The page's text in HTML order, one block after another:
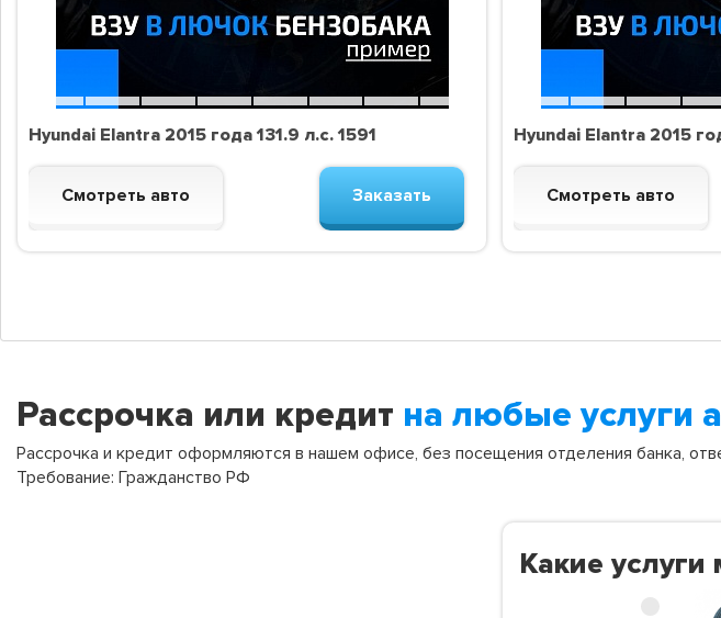
Hyundai Elantra 2015 года 131.9 л.с. 1591
Смотреть авто Заказать
Hyundai Elantra 2015
Смотреть авто
Рассрочка или кредит на любые услуги
Рассрочка и кредит оформляются в нашем офисе, без посещения отделения банка,
Требование: Гражданство РФ
Какие